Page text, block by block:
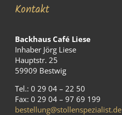
Kontakt
Backhaus Café Liese
Inhaber Jörg Liese
Hauptstr. 25
59909 Bestwig
Tel.: 0 29 04 – 22 50
Fax: 0 29 04 – 97 69 199
bestellung@stollenspezialist.de